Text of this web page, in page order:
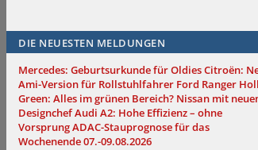
DIE NEUESTEN MELDUNGEN
Mercedes: Geburtsurkunde für OldiesCitroën:
Ami-Version für Rollstuhlfahrer Ford Ranger
Green: Alles im grünen Bereich? Nissan mit
DesignchefAudi A2: Hohe Effizienz – ohne
VorsprungADAC-Stauprognose für das
Wochenende 07.-09.08.2026